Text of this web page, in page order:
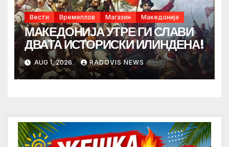
Вести Времеплов Магазин Македонија
МАКЕДОНИЈА УТРЕ ГИ СЛАВИ
ДВАТА ИСТОРИСКИ ИЛИНДЕНА!
AUG 1, 2026 RADOVIS NEWS